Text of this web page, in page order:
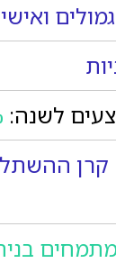
לשנה:
קרן